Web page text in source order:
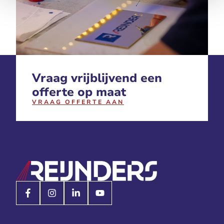
Vraag vrijblijvend een
offerte op maat
VRAAG OFFERTE AAN